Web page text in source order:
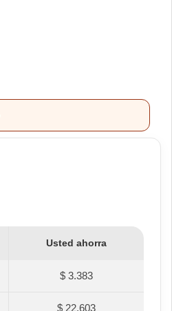
Usted ahorra
$ 3.383
$ 22.603